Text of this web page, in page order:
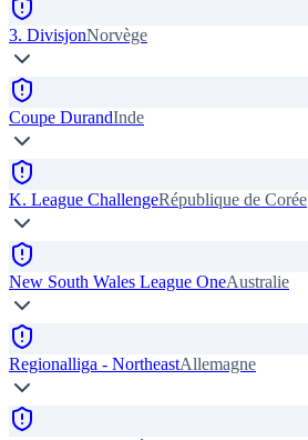
3. DivisjonNorvège
Coupe DurandInde
K. League ChallengeRépublique de Corée
New South Wales League OneAustralie
Regionalliga - NortheastAllemagne